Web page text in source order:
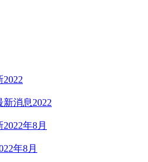
消息2022
年8月
年8月